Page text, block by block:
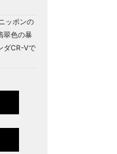
ッポンの
翠色の暴
ダCR-Vで